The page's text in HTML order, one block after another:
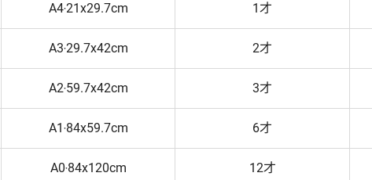
A4‧21x29.7cm 1才
A3‧29.7x42cm 2才
A2‧59.7x42cm 3才
A1‧84x59.7cm 6才
A0‧84x120cm 12才